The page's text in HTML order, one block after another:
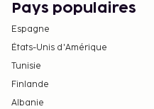
Pays populaires
Espagne
États-Unis d'Amérique
Tunisie
Finlande
Albanie